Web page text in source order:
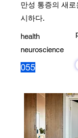
만성 통증의 새
시하다.
health
neuroscience
055